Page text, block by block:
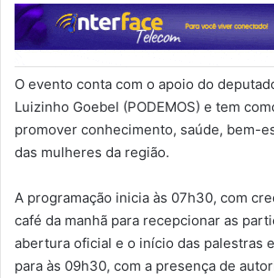
O evento conta com o apoio do
Luizinho Goebel (PODEMOS) e tem
promover conhecimento, saúde, bem-
das mulheres da região.
A programação inicia às 07h30, com
café da manhã para recepcionar as
abertura oficial e o início das palestras
para às 09h30, com a presença de